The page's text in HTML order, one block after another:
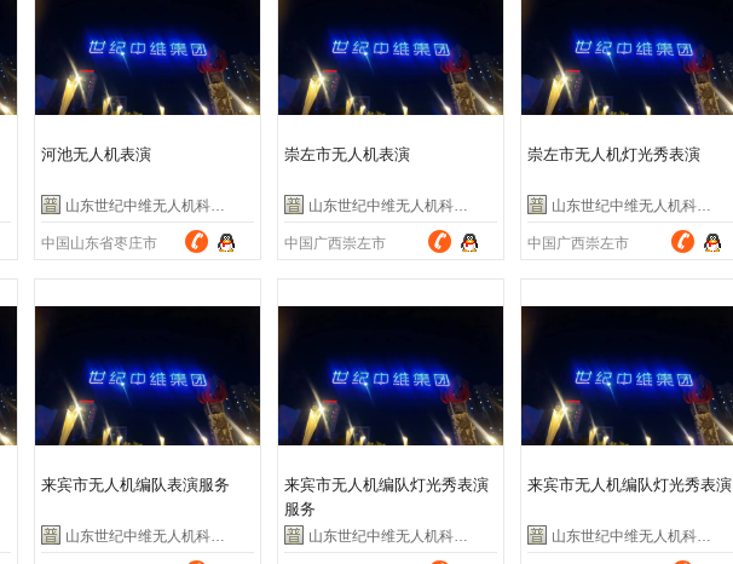
河池无人机表演
山东世纪中维无人机科技有限公司
中国山东省枣庄市
崇左市无人机表演
山东世纪中维无人机科技有限公司
中国广西崇左市
崇左市无人机灯光秀表演
山东世纪中维无人机科技有限公司
中国广西崇左市
来宾市无人机编队表演服务
山东世纪中维无人机科技有限公司
来宾市无人机编队灯光秀表演
服务
山东世纪中维无人机科技有限公司
来宾市无人机编队灯光秀表演
山东世纪中维无人机科技有限公司